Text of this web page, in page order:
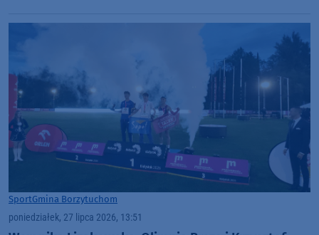
SportGmina Borzytuchom
poniedziałek, 27 lipca 2026, 13:51